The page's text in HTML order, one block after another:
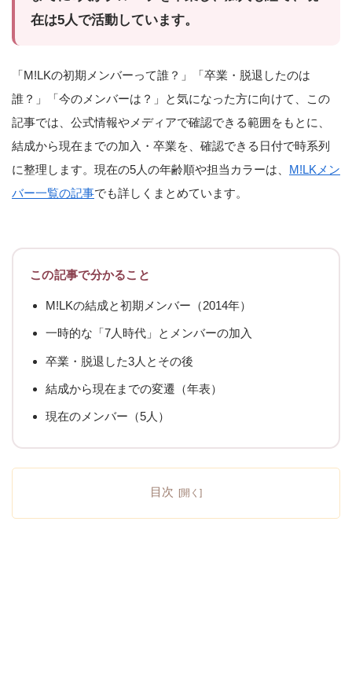
在は5人で活動しています。
「M!LKの初期メンバーって誰？」「卒業・脱退したのは
誰？」「今のメンバーは？」と気になった方に向けて、この
記事では、公式情報やメディアで確認できる範囲をもとに、
結成から現在までの加入・卒業を、確認できる日付で時系列
に整理します。現在の5人の年齢順や担当カラーは、 M!LKメン
バー一覧の記事でも詳しくまとめています。
この記事で分かること
M!LKの結成と初期メンバー（2014年）
一時的な「7人時代」とメンバーの加入
卒業・脱退した3人とその後
結成から現在までの変遷（年表）
現在のメンバー（5人）
目次